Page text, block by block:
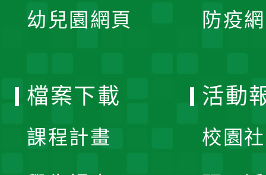
幼兒園網頁 防疫
檔案下載
課程計畫
活動
校園